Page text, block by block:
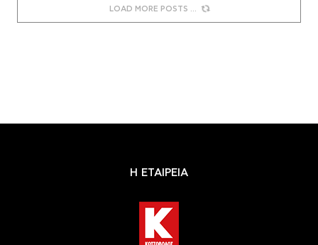
LOAD MORE POSTS
Η ΕΤΑΙΡΕΙΑ